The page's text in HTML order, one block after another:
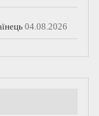
04.08.2026